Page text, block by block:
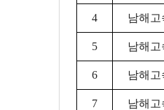
4 남해고
5 남해고
6 남해고
7 남해고